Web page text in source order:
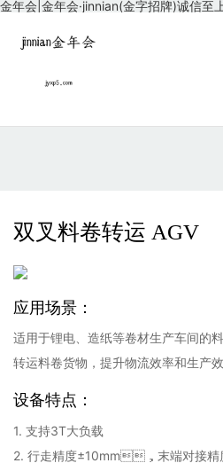
金年会|金年会·jinnian(金字招牌)诚信至
双叉料卷转运 AGV
应用场景：
适用于锂电、造纸等卷材生产车间的
转运料卷货物，提升物流效率和生产效益
设备特点：
1. 支持3T大负载
2. 行走精度±10mm，末端对接精